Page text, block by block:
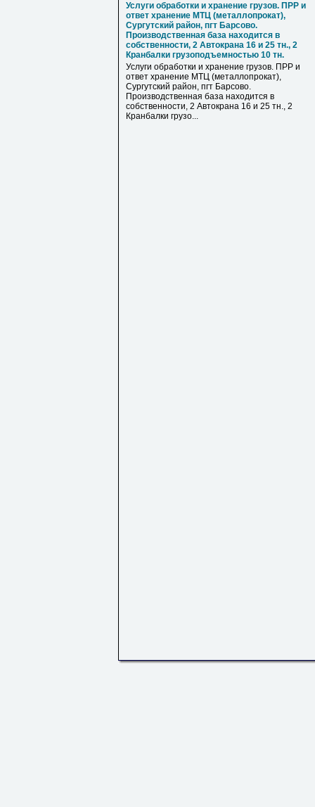
Услуги обработки и хранение грузов. ПРР и
ответ хранение МТЦ (металлопрокат),
Сургутский район, пгт Барсово.
Производственная база находится в
собственности, 2 Автокрана 16 и 25 тн., 2
Кранбалки грузоподъемностью 10 тн.
Услуги обработки и хранение грузов. ПРР и
ответ хранение МТЦ (металлопрокат),
Сургутский район, пгт Барсово.
Производственная база находится в
собственности, 2 Автокрана 16 и 25 тн., 2
Кранбалки грузо...